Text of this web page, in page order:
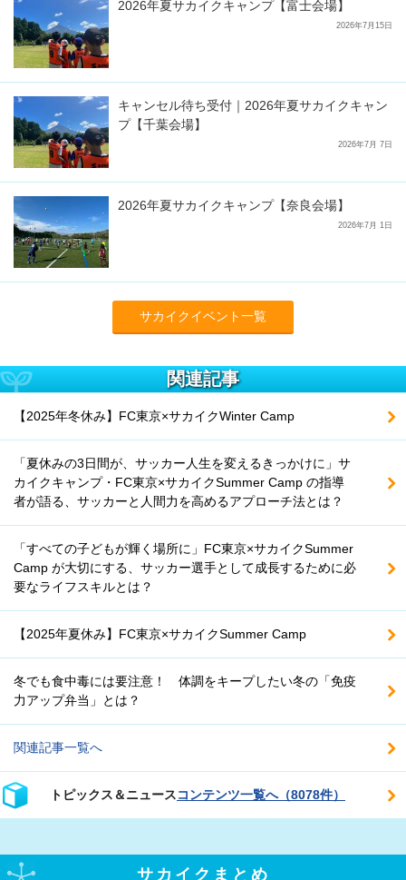
2026年夏サカイクキャンプ【富士会場】
2026年7月15日
キャンセル待ち受付｜2026年夏サカイクキャン
プ【千葉会場】
2026年7月 7日
2026年夏サカイクキャンプ【奈良会場】
2026年7月 1日
サカイクイベント一覧
関連記事
【2025年冬休み】FC東京×サカイクWinter Camp
「夏休みの3日間が、サッカー人生を変えるきっかけに」サ
カイクキャンプ・FC東京×サカイクSummer Camp の指導
者が語る、サッカーと人間力を高めるアプローチ法とは？
「すべての子どもが輝く場所に」FC東京×サカイクSummer
Camp が大切にする、サッカー選手として成長するために必
要なライフスキルとは？
【2025年夏休み】FC東京×サカイクSummer Camp
冬でも食中毒には要注意！ 体調をキープしたい冬の「免疫
力アップ弁当」とは？
関連記事一覧へ
トピックス＆ニュースコンテンツ一覧へ（8078件）
サカイクまとめ